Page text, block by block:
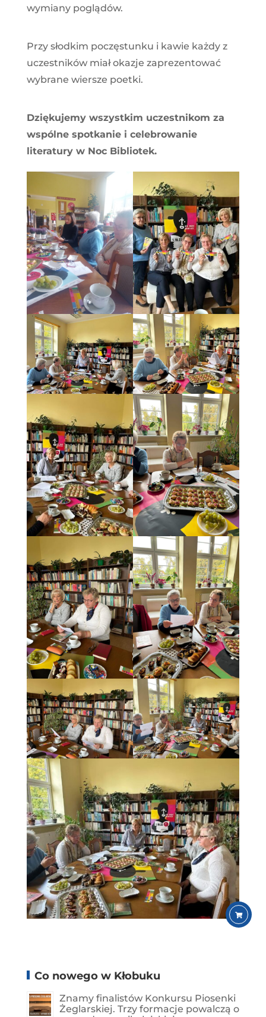
wymiany poglądów.
Przy słodkim poczęstunku i kawie każdy z
uczestników miał okazje zaprezentować
wybrane wiersze poetki.
Dziękujemy wszystkim uczestnikom za
wspólne spotkanie i celebrowanie
literatury w Noc Bibliotek.
Co nowego w Kłobuku
Znamy finalistów Konkursu Piosenki
Żeglarskiej. Trzy formacje powalczą o